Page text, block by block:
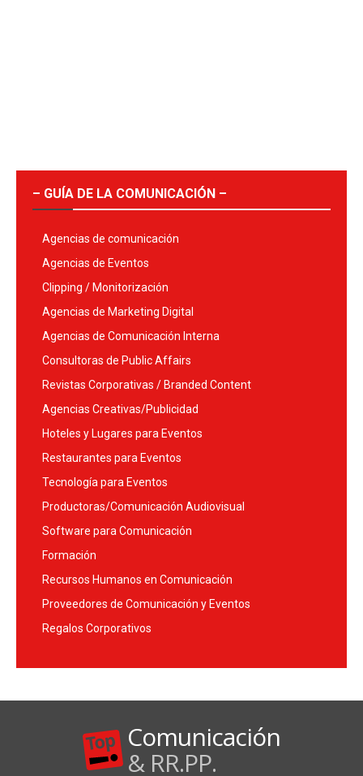
– GUÍA DE LA COMUNICACIÓN –
Agencias de comunicación
Agencias de Eventos
Clipping / Monitorización
Agencias de Marketing Digital
Agencias de Comunicación Interna
Consultoras de Public Affairs
Revistas Corporativas / Branded Content
Agencias Creativas/Publicidad
Hoteles y Lugares para Eventos
Restaurantes para Eventos
Tecnología para Eventos
Productoras/Comunicación Audiovisual
Software para Comunicación
Formación
Recursos Humanos en Comunicación
Proveedores de Comunicación y Eventos
Regalos Corporativos
Comunicación
& RR.PP.